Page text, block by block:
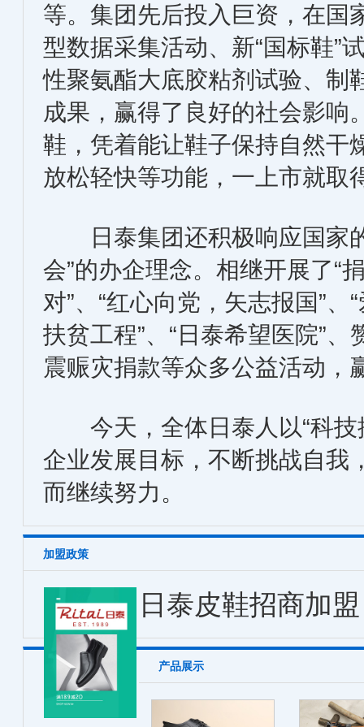
等。集团先后投入巨资，在国
型数据采集活动、新“国标鞋
性聚氨酯大底胶粘剂试验、制
成果，赢得了良好的社会影响
鞋，凭着能让鞋子保持自然干
放松轻快等功能，一上市就取
日泰集团还积极响应国家的
会”的办企理念。相继开展了“
对”、“红心向党，矢志报国”、
扶贫工程”、“日泰希望医院”
震赈灾捐款等众多公益活动，
今天，全体日泰人以“科技
企业发展目标，不断挑战自我
而继续努力。
加盟政策
日泰皮鞋招商加盟
产品展示